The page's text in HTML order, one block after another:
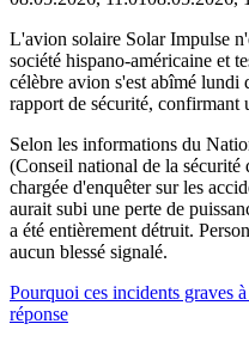
L'avion solaire Solar Impulse
société hispano-américaine et
célèbre avion s'est abîmé
rapport de sécurité,
Selon les informations du
(Conseil national de la sécurité
chargée d'enquêter sur les
aurait subi une perte de
a été entièrement détruit.
aucun blessé signalé.
Pourquoi ces incidents graves
réponse